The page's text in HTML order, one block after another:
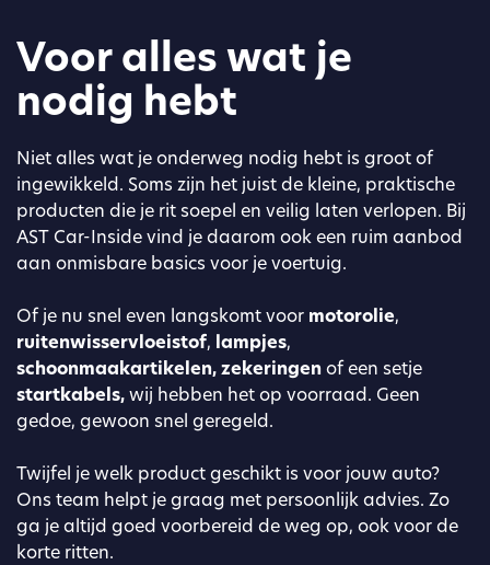
Voor alles wat je
nodig hebt
Niet alles wat je onderweg nodig hebt is groot of
ingewikkeld. Soms zijn het juist de kleine, praktische
producten die je rit soepel en veilig laten verlopen. Bij
AST Car-Inside vind je daarom ook een ruim aanbod
aan onmisbare basics voor je voertuig.
Of je nu snel even langskomt voor motorolie,
ruitenwisservloeistof, lampjes,
schoonmaakartikelen, zekeringenof een setje
startkabels,wij hebben het op voorraad. Geen
gedoe, gewoon snel geregeld.
Twijfel je welk product geschikt is voor jouw auto?
Ons team helpt je graag met persoonlijk advies. Zo
ga je altijd goed voorbereid de weg op, ook voor de
korte ritten.